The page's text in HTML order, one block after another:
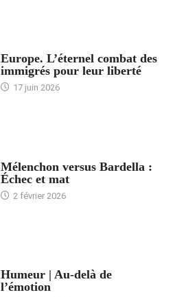
Europe. L’éternel combat des
immigrés pour leur liberté
17 juin 2026
Mélenchon versus Bardella :
Échec et mat
2 février 2026
Humeur | Au-delà de
l’émotion